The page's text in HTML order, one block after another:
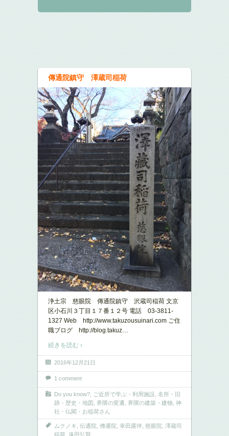
傳通院鎮守 澤蔵司稲荷
浄土宗 慈眼院 傳通院鎮守 沢蔵司稲荷 文京
区小石川３丁目１７番１２号 電話 03-3811-
1327 Web http://www.takuzousuinari.com ご住
職ブログ http://blog.takuz
続きを読む ›
2016年12月21日
1 comment
Do you know? ご近所で学ぶ・利用施設 名所・旧
跡・歴史・地図 界隈の変遷 界隈の建築・建物 神
社・仏閣・お稲荷さん
ムクノキ 伝通院 傳通院 幸田露伴 慈眼院 澤蔵司
稲荷 遠田弘賢